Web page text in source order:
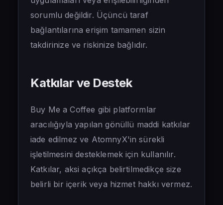
sorumlu değildir. Üçüncü taraf
bağlantılarına erişim tamamen sizin
takdirinize ve riskinize bağlıdır.
Katkılar ve Destek
Buy Me a Coffee gibi platformlar
aracılığıyla yapılan gönüllü maddi katkılar
iade edilmez ve AtomnyX'in sürekli
işletilmesini desteklemek için kullanılır.
Katkılar, aksi açıkça belirtilmedikçe size
belirli bir içerik veya hizmet hakkı vermez.